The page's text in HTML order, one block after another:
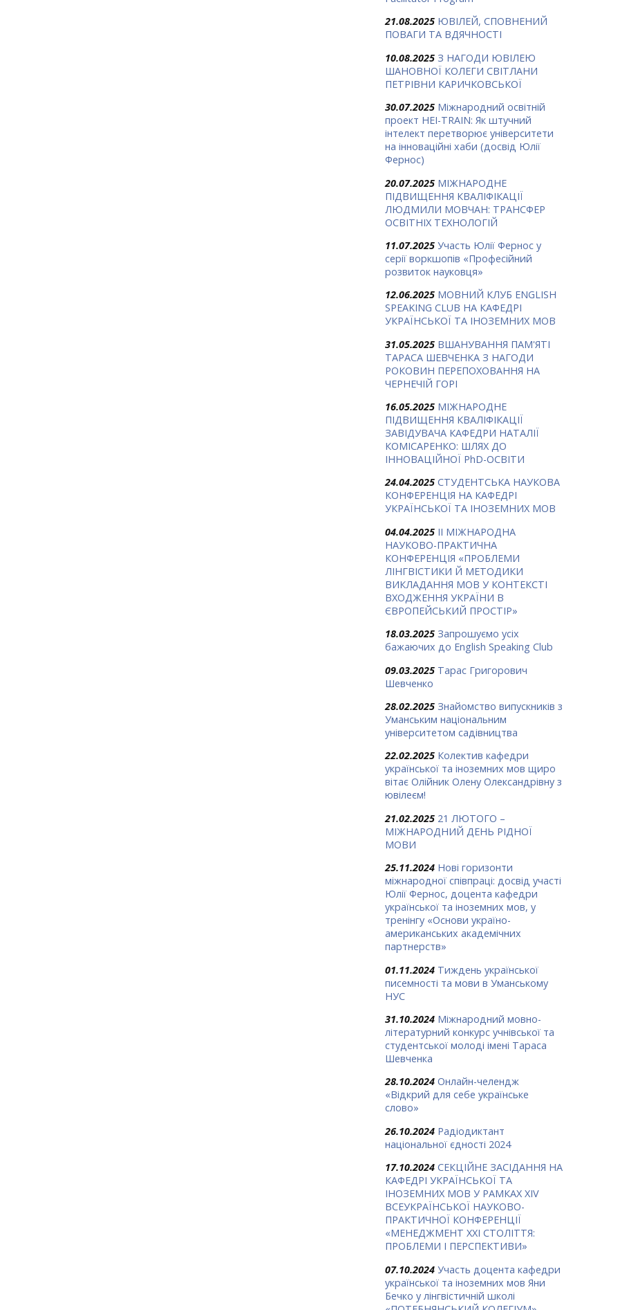
21.08.2025 ЮВІЛЕЙ, СПОВНЕНИЙ
ПОВАГИ ТА ВДЯЧНОСТІ
10.08.2025 З НАГОДИ ЮВІЛЕЮ
ШАНОВНОЇ КОЛЕГИ СВІТЛАНИ
ПЕТРІВНИ КАРИЧКОВСЬКОЇ
30.07.2025 Міжнародний освітній
проект HEI-TRAIN: Як штучний
інтелект перетворює університети
на інноваційні хаби (досвід Юлії
Фернос)
20.07.2025 МІЖНАРОДНЕ
ПІДВИЩЕННЯ КВАЛІФІКАЦІЇ
ЛЮДМИЛИ МОВЧАН: ТРАНСФЕР
ОСВІТНІХ ТЕХНОЛОГІЙ
11.07.2025 Участь Юлії Фернос у
серії воркшопів «Професійний
розвиток науковця»
12.06.2025 МОВНИЙ КЛУБ ENGLISH
SPEAKING CLUB НА КАФЕДРІ
УКРАЇНСЬКОЇ ТА ІНОЗЕМНИХ МОВ
31.05.2025 ВШАНУВАННЯ ПАМ'ЯТІ
ТАРАСА ШЕВЧЕНКА З НАГОДИ
РОКОВИН ПЕРЕПОХОВАННЯ НА
ЧЕРНЕЧІЙ ГОРІ
16.05.2025 МІЖНАРОДНЕ
ПІДВИЩЕННЯ КВАЛІФІКАЦІЇ
ЗАВІДУВАЧА КАФЕДРИ НАТАЛІЇ
КОМІСАРЕНКО: ШЛЯХ ДО
ІННОВАЦІЙНОЇ PhD-ОСВІТИ
24.04.2025 СТУДЕНТСЬКА НАУКОВА
КОНФЕРЕНЦІЯ НА КАФЕДРІ
УКРАЇНСЬКОЇ ТА ІНОЗЕМНИХ МОВ
04.04.2025 ІІ МІЖНАРОДНА
НАУКОВО-ПРАКТИЧНА
КОНФЕРЕНЦІЯ «ПРОБЛЕМИ
ЛІНГВІСТИКИ Й МЕТОДИКИ
ВИКЛАДАННЯ МОВ У КОНТЕКСТІ
ВХОДЖЕННЯ УКРАЇНИ В
ЄВРОПЕЙСЬКИЙ ПРОСТІР»
18.03.2025 Запрошуємо усіх
бажаючих до English Speaking Club
09.03.2025 Тарас Григорович
Шевченко
28.02.2025 Знайомство випускників з
Уманським національним
університетом садівництва
22.02.2025 Колектив кафедри
української та іноземних мов щиро
вітає Олійник Олену Олександрівну з
ювілеєм!
21.02.2025 21 ЛЮТОГО –
МІЖНАРОДНИЙ ДЕНЬ РІДНОЇ
МОВИ
25.11.2024 Нові горизонти
міжнародної співпраці: досвід участі
Юлії Фернос, доцента кафедри
української та іноземних мов, у
тренінгу «Основи україно-
американських академічних
партнерств»
01.11.2024 Тиждень української
писемності та мови в Уманському
НУС
31.10.2024 Міжнародний мовно-
літературний конкурс учнівської та
студентської молоді імені Тараса
Шевченка
28.10.2024 Онлайн-челендж
«Відкрий для себе українське
слово»
26.10.2024 Радіодиктант
національної єдності 2024
17.10.2024 СЕКЦІЙНЕ ЗАСІДАННЯ НА
КАФЕДРІ УКРАЇНСЬКОЇ ТА
ІНОЗЕМНИХ МОВ У РАМКАХ ХIV
ВСЕУКРАЇНСЬКОЇ НАУКОВО-
ПРАКТИЧНОЇ КОНФЕРЕНЦІЇ
«МЕНЕДЖМЕНТ ХХІ СТОЛІТТЯ:
ПРОБЛЕМИ І ПЕРСПЕКТИВИ»
07.10.2024 Участь доцента кафедри
української та іноземних мов Яни
Бечко у лінгвістичній школі